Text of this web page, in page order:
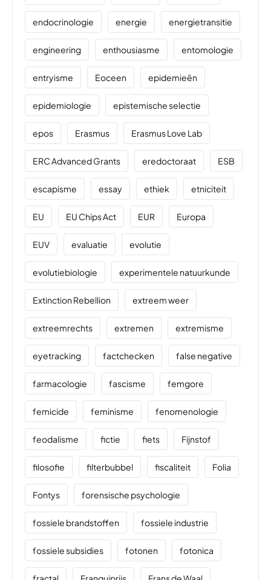
endocrinologie energie energietransitie
engineering enthousiasme entomologie
entryisme Eoceen epidemieën
epidemiologie epistemische selectie
epos Erasmus Erasmus Love Lab
ERC Advanced Grants eredoctoraat ESB
escapisme essay ethiek etniciteit
EU EU Chips Act EUR Europa
EUV evaluatie evolutie
evolutiebiologie experimentele natuurkunde
Extinction Rebellion extreem weer
extreemrechts extremen extremisme
eyetracking factchecken false negative
farmacologie fascisme femgore
femicide feminisme fenomenologie
feodalisme fictie fiets Fijnstof
filosofie filterbubbel fiscaliteit Folia
Fontys forensische psychologie
fossiele brandstoffen fossiele industrie
fossiele subsidies fotonen fotonica